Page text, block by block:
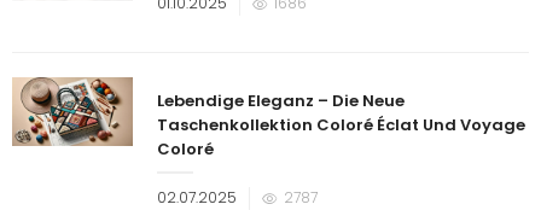
Lebendige Eleganz – Die Neue
Taschenkollektion Coloré Éclat Und Voyage
Coloré
Veröffentlicht
02.07.2025 2787